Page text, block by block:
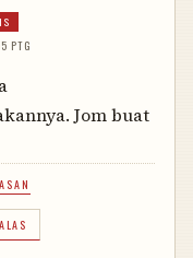
PTG
Jom buat